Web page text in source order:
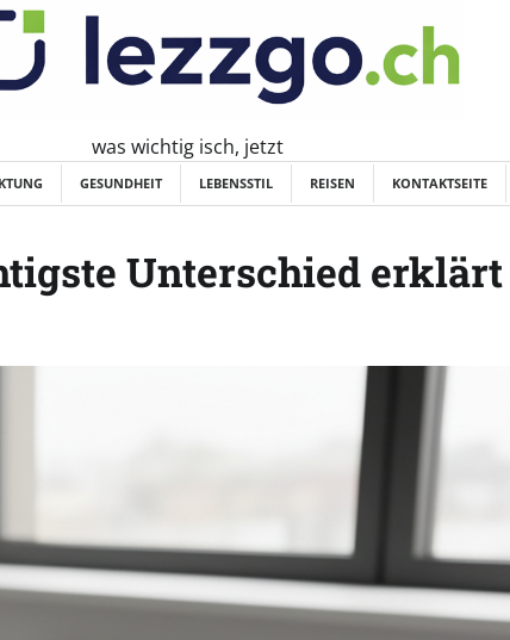
was wichtig isch, jetzt
GESUNDHEIT LEBENSSTIL REISEN KONTAKTSEITE
Unterschied erklärt